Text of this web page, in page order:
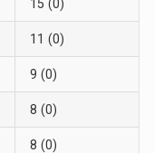
15 (0)
11 (0)
9 (0)
8 (0)
8 (0)